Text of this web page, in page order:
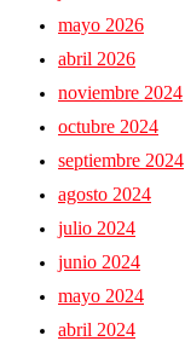
mayo 2026
abril 2026
noviembre 2024
octubre 2024
septiembre 2024
agosto 2024
julio 2024
junio 2024
mayo 2024
abril 2024